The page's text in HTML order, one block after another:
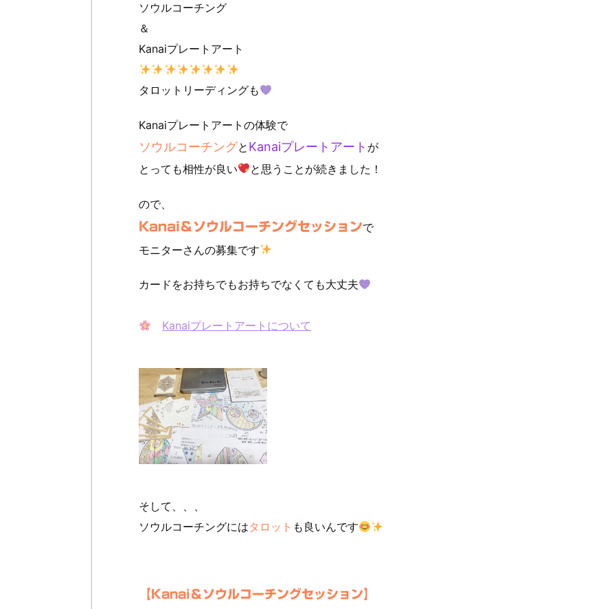
ソウルコーチング
＆
Kanaiプレートアート
タロットリーディングも
Kanaiプレートアートの体験で
ソウルコーチングと Kanaiプレートアート が
とっても相性が良い
と思うことが続きました！
ので、
Kanai＆ソウルコーチングセッションで
モニターさんの募集です
カードをお持ちでもお持ちでなくても大丈夫
Kanaiプレートアートについて
そして、、、
ソウルコーチングにはタロット も良いんです
【Kanai＆ソウルコーチングセッション】